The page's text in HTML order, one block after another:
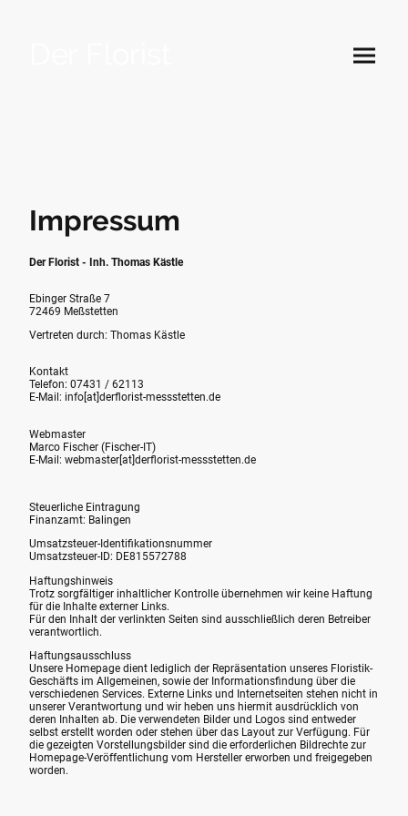
Impressum
Der Florist - Inh. Thomas Kästle
Ebinger Straße 7
72469 Meßstetten
Vertreten durch: Thomas Kästle
Kontakt
Telefon: 07431 / 62113
E-Mail: info[at]derflorist-messstetten.de
Webmaster
Marco Fischer (Fischer-IT)
E-Mail: webmaster[at]derflorist-messstetten.de
Steuerliche Eintragung
Finanzamt: Balingen
Umsatzsteuer-Identifikationsnummer
Umsatzsteuer-ID: DE815572788
Haftungshinweis
Trotz sorgfältiger inhaltlicher Kontrolle übernehmen wir keine Haftung
für die Inhalte externer Links.
Für den Inhalt der verlinkten Seiten sind ausschließlich deren Betreiber
verantwortlich.
Haftungsausschluss
Unsere Homepage dient lediglich der Repräsentation unseres Floristik-
Geschäfts im Allgemeinen, sowie der Informationsfindung über die
verschiedenen Services. Externe Links und Internetseiten stehen nicht in
unserer Verantwortung und wir heben uns hiermit ausdrücklich von
deren Inhalten ab. Die verwendeten Bilder und Logos sind entweder
selbst erstellt worden oder stehen über das Layout zur Verfügung. Für
die gezeigten Vorstellungsbilder sind die erforderlichen Bildrechte zur
Homepage-Veröffentlichung vom Hersteller erworben und freigegeben
worden.